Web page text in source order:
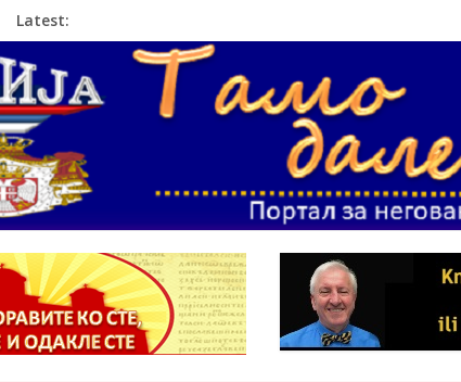
Latest: